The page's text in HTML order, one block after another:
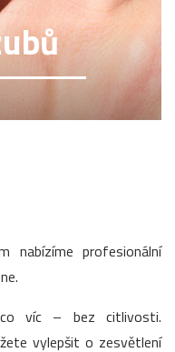
nabízíme profesionální
víc – bez citlivosti.
vylepšit o zesvětlení